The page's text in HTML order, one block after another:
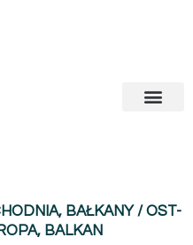
BAŁKANY / OST-
BALKAN